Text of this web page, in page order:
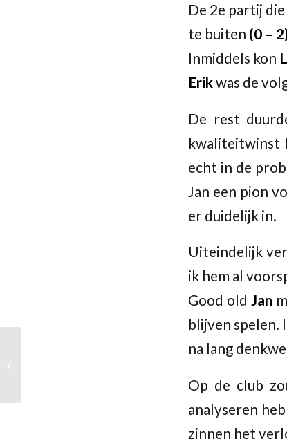
De 2e partij
te buiten (0 –
Inmiddels kon
Erikwas de
De rest
kwaliteitwinst
echt in de
Jan een pion
er duidelijk in.
Uiteindelijk
ik hem al
Good old Jan
blijven spelen.
na lang
Op de club
analyseren
zinnen het